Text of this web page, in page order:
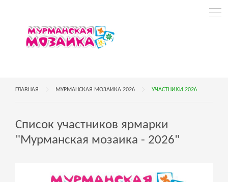
ГЛАВНАЯ МУРМАНСКАЯ МОЗАИКА 2026 УЧАСТНИКИ 2026
Список участников ярмарки
"Мурманская мозаика - 2026"